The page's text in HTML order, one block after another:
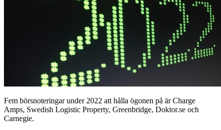
Fem börsnoteringar under 2022 att hålla ögonen på är Charge
Amps, Swedish Logistic Property, Greenbridge, Doktor.se och
Carnegie.